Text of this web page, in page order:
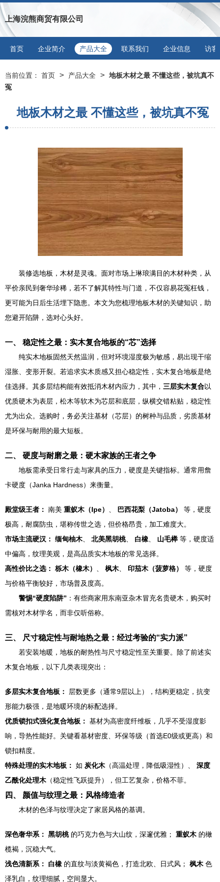
上海浣熊商贸有限公司
首页 企业简介 产品大全 联系我们 企业信息 访客
当前位置： 首页 > 产品大全 > 地板木材之最 不懂这些，被坑真不
冤
地板木材之最 不懂这些，被坑真不冤
装修选地板，木材是灵魂。面对市场上琳琅满目的木材种类，从
平价亲民到奢华珍稀，若不了解其特性与门道，不仅容易花冤枉钱，
更可能为日后生活埋下隐患。本文为您梳理地板木材的关键知识，助
您避开陷阱，选对心头好。
一、 稳定性之最：实木复合地板的“芯”选择
纯实木地板固然天然温润，但对环境湿度极为敏感，易出现干缩
湿胀、变形开裂。若追求实木质感又担心稳定性，实木复合地板是绝
佳选择。其多层结构能有效抵消木材内应力，其中， 三层实木复合以
优质硬木为表层，松木等软木为芯层和底层，纵横交错粘贴，稳定性
尤为出众。选购时，务必关注基材（芯层）的树种与品质，劣质基材
是环保与耐用的最大短板。
二、 硬度与耐磨之最：硬木家族的王者之争
地板需承受日常行走与家具的压力，硬度是关键指标。通常用詹
卡硬度（Janka Hardness）来衡量。
殿堂级王者： 南美 重蚁木（Ipe） 巴西花梨（Jatoba）
等，硬度
极高，耐腐防虫，堪称传世之选，但价格昂贵，加工难度大。
市场主流硬汉： 缅甸柚木 北美黑胡桃、 白橡 山毛榉等，硬度适
中偏高，纹理美观，是高品质实木地板的常见选择。
高性价比之选： 栎木（橡木） 枫木 印茄木（菠萝格）
等，硬度
与价格平衡较好，市场普及度高。
警惕“硬度陷阱” ：有些商家用东南亚杂木冒充名贵硬木，购买时
需核对木材学名，而非仅听俗称。
三、 尺寸稳定性与耐地热之最：经过考验的“实力派”
若安装地暖，地板的耐热性与尺寸稳定性至关重要。除了前述实
木复合地板，以下几类表现突出：
多层实木复合地板：
层数更多（通常9层以上），结构更稳定，抗变
形能力极强，是地暖环境的标配选择。
优质锁扣式强化复合地板： 基材为高密度纤维板，几乎不受湿度影
响，导热性能好。关键看基材密度、环保等级（首选E0级或更高）和
锁扣精度。
特殊处理的实木地板： 如 炭化木 （高温处理，降低吸湿性）、 深度
乙酰化处理木 （稳定性飞跃提升），但工艺复杂，价格不菲。
四、 颜值与纹理之最：风格缔造者
木材的色泽与纹理决定了家居风格的基调。
深色奢华系： 黑胡桃的巧克力色与大山纹，深邃优雅； 重蚁木 的橄
榄褐，沉稳大气。
浅色清新系：
白橡 的直纹与淡黄褐色，打造北欧、日式风； 枫木 色
泽乳白，纹理细腻，空间显大。